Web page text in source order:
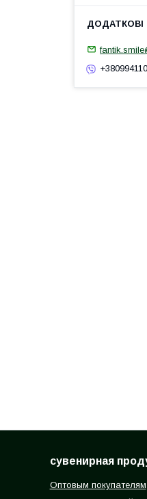
сувенирная
Оптовым покупателям